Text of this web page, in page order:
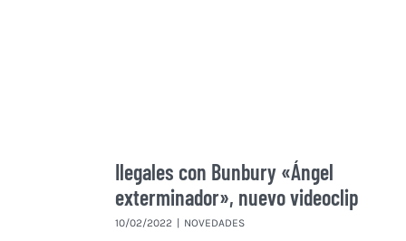
Ilegales con Bunbury «Ángel
exterminador», nuevo videoclip
10/02/2022 | NOVEDADES